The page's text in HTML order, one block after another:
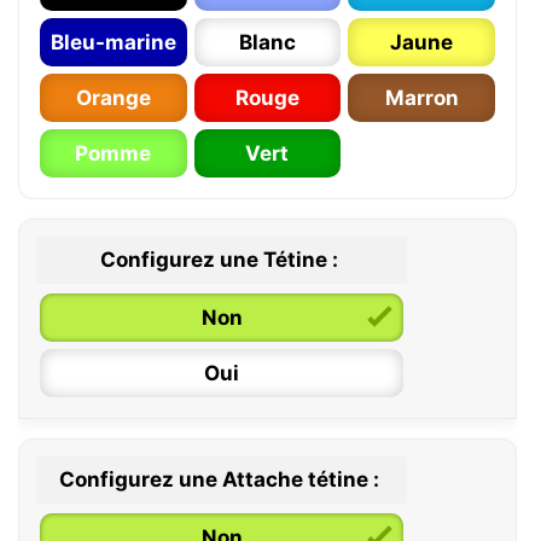
Bleu-marine Blanc Jaune
Orange Rouge Marron
Pomme Vert
Configurez une Tétine :
Non
Oui
0 / 6 mois
Configurez une Attache tétine :